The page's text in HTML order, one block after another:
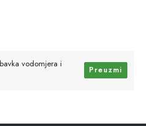
vodomjera i
Preuzmi